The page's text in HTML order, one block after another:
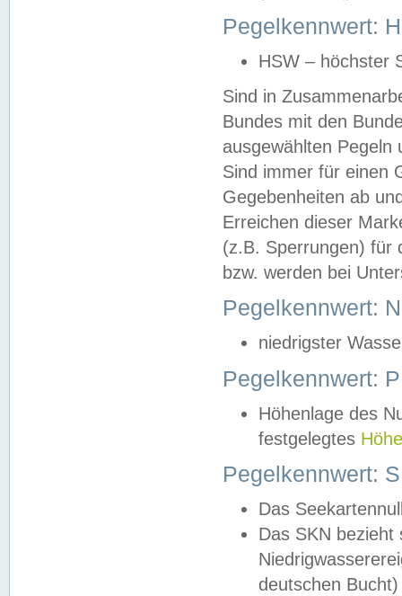
Pegelkennwert:
HSW – höchster
Sind in
Bundes mit den
ausgewählten
Sind immer für einen
Gegebenheiten ab
Erreichen dieser
(z.B. Sperrungen) für
bzw. werden bei
Pegelkennwert:
niedrigster
Pegelkennwert:
Höhenlage des
festgelegtes
Pegelkennwert:
Das
Das SKN
deutschen